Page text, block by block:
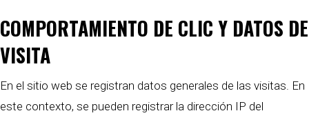
COMPORTAMIENTO DE CLIC Y DATOS DE
VISITA
En el sitio web se registran datos generales de las visitas. En
este contexto, se pueden registrar la dirección IP del